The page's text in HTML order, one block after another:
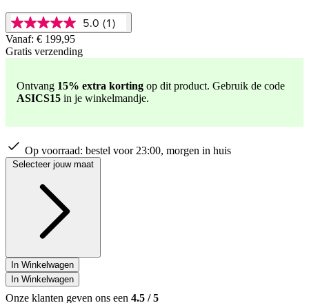
5.0
van
5
sterren,
scorewaarde.
Read
a
Dezelfde
5.0 (1)
Vanaf: € 199,95
Gratis verzending
Ontvang 15% extra korting op dit product. Gebruik de code
ASICS15 in je winkelmandje.
Op voorraad: bestel voor 23:00, morgen in huis
Selecteer jouw maat
In Winkelwagen
In Winkelwagen
Onze klanten geven ons een 4.5 /5